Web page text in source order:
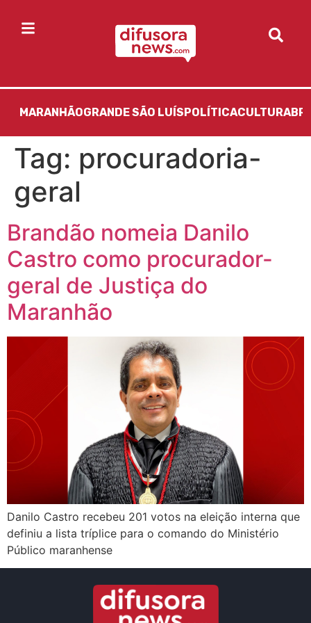
MARANHÃOGRANDE SÃO LUÍS POLÍTICACULTURA
Tag: procuradoria-
geral
Brandão nomeia Danilo
Castro como procurador-
geral de Justiça do
Maranhão
Danilo Castro recebeu 201 votos na eleição interna que
definiu a lista tríplice para o comando do Ministério
Público maranhense